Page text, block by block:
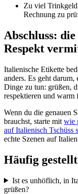
Zu viel Trinkgeld
Rechnung zu
Abschluss:
Respekt
Italienische Etikette
anders. Es geht darum,
Dinge zu tun: grüßen,
respektieren und warm
Wenn du die genauen
brauchst, starte mit wie
auf Italienisch Tschüss
echte Szenen auf
Häufig
Ist es unhöflich, in
grüßen?